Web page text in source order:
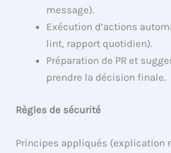
message).
Exécution d’actions
lint, rapport quotidien).
Préparation de PR et
prendre la décision finale.
Règles de sécurité
Principes appliqués (explication